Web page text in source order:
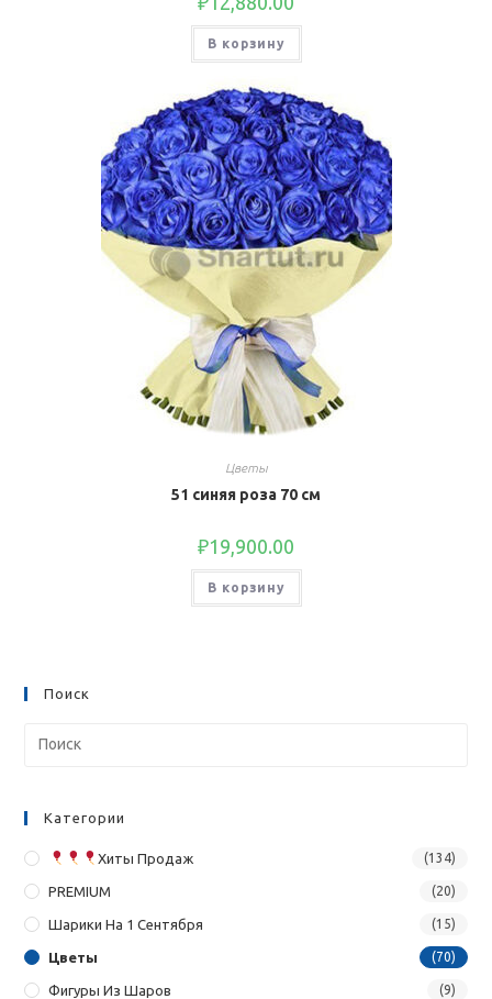
В корзину
Цветы
51 синяя роза 70 см
₽19,900.00
В корзину
Поиск
Категории
Хиты Продаж (134)
PREMIUM (20)
Шарики На 1 Сентября (15)
Цветы (70)
Фигуры Из Шаров (9)